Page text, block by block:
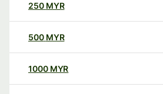
250 MYR
500 MYR
1000 MYR